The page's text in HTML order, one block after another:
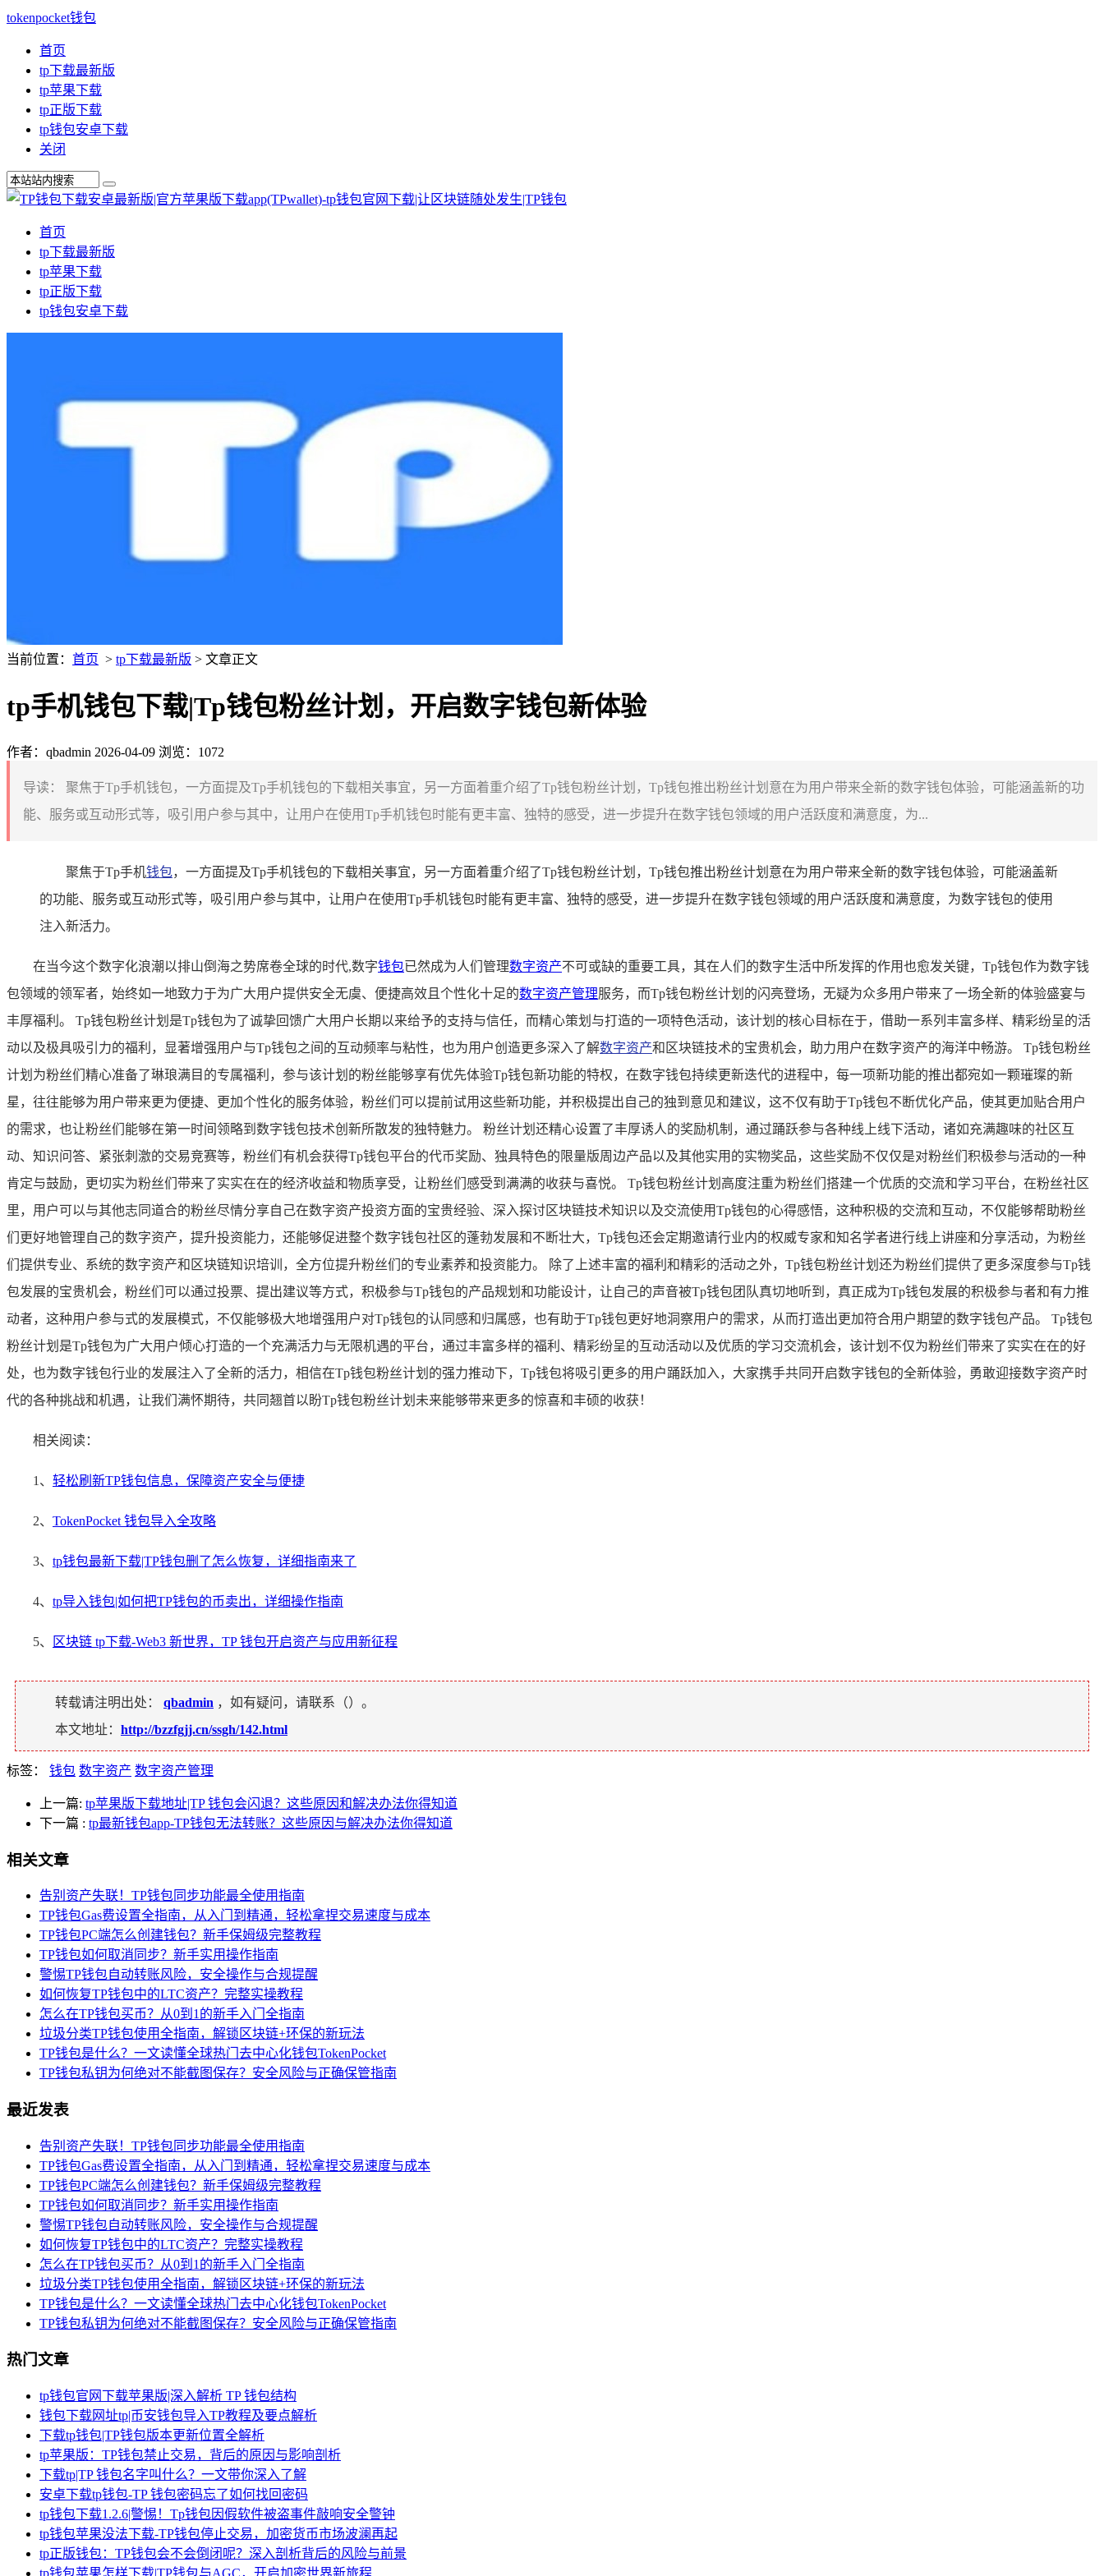
tokenpocket钱包
首页
tp下载最新版
tp苹果下载
tp正版下载
tp钱包安卓下载
关闭
首页
tp下载最新版
tp苹果下载
tp正版下载
tp钱包安卓下载
当前位置： 首页 > tp下载最新版 > 文章正文
tp手机钱包下载|Tp钱包粉丝计划，开启数字钱包新体验
作者：qbadmin 2026-04-09 浏览：1072
导读：
聚焦于Tp手机钱包，一方面提及Tp手机钱包的下载相关事宜，另一方面着重介绍了Tp钱包粉丝计划，Tp钱包推出粉丝计划意在为用户带来全新的数字钱包体验，可能涵盖新的功
能、服务或互动形式等，吸引用户参与其中，让用户在使用Tp手机钱包时能有更丰富、独特的感受，进一步提升在数字钱包领域的用户活跃度和满意度，为...
聚焦于Tp手机钱包，一方面提及Tp手机钱包的下载相关事宜，另一方面着重介绍了Tp钱包粉丝计划，Tp钱包推出粉丝计划意在为用户带来全新的数字钱包体验，可能涵盖新
的功能、服务或互动形式等，吸引用户参与其中，让用户在使用Tp手机钱包时能有更丰富、独特的感受，进一步提升在数字钱包领域的用户活跃度和满意度，为数字钱包的使用
注入新活力。
在当今这个数字化浪潮以排山倒海之势席卷全球的时代,数字钱包已然成为人们管理数字资产不可或缺的重要工具，其在人们的数字生活中所发挥的作用也愈发关键，Tp钱包作为数字钱
包领域的领军者，始终如一地致力于为广大用户提供安全无虞、便捷高效且个性化十足的数字资产管理服务，而Tp钱包粉丝计划的闪亮登场，无疑为众多用户带来了一场全新的体验盛宴与
丰厚福利。 Tp钱包粉丝计划是Tp钱包为了诚挚回馈广大用户长期以来给予的支持与信任，而精心策划与打造的一项特色活动，该计划的核心目标在于，借助一系列丰富多样、精彩纷呈的活
动以及极具吸引力的福利，显著增强用户与Tp钱包之间的互动频率与粘性，也为用户创造更多深入了解数字资产和区块链技术的宝贵机会，助力用户在数字资产的海洋中畅游。 Tp钱包粉丝
计划为粉丝们精心准备了琳琅满目的专属福利，参与该计划的粉丝能够享有优先体验Tp钱包新功能的特权，在数字钱包持续更新迭代的进程中，每一项新功能的推出都宛如一颗璀璨的新
星，往往能够为用户带来更为便捷、更加个性化的服务体验，粉丝们可以提前试用这些新功能，并积极提出自己的独到意见和建议，这不仅有助于Tp钱包不断优化产品，使其更加贴合用户
的需求，也让粉丝们能够在第一时间领略到数字钱包技术创新所散发的独特魅力。 粉丝计划还精心设置了丰厚诱人的奖励机制，通过踊跃参与各种线上线下活动，诸如充满趣味的社区互
动、知识问答、紧张刺激的交易竞赛等，粉丝们有机会获得Tp钱包平台的代币奖励、独具特色的限量版周边产品以及其他实用的实物奖品，这些奖励不仅仅是对粉丝们积极参与活动的一种
肯定与鼓励，更切实为粉丝们带来了实实在在的经济收益和物质享受，让粉丝们感受到满满的收获与喜悦。 Tp钱包粉丝计划高度注重为粉丝们搭建一个优质的交流和学习平台，在粉丝社区
里，用户可以与其他志同道合的粉丝尽情分享自己在数字资产投资方面的宝贵经验、深入探讨区块链技术知识以及交流使用Tp钱包的心得感悟，这种积极的交流和互动，不仅能够帮助粉丝
们更好地管理自己的数字资产，提升投资能力，还能够促进整个数字钱包社区的蓬勃发展和不断壮大，Tp钱包还会定期邀请行业内的权威专家和知名学者进行线上讲座和分享活动，为粉丝
们提供专业、系统的数字资产和区块链知识培训，全方位提升粉丝们的专业素养和投资能力。 除了上述丰富的福利和精彩的活动之外，Tp钱包粉丝计划还为粉丝们提供了更多深度参与Tp钱
包发展的宝贵机会，粉丝们可以通过投票、提出建议等方式，积极参与Tp钱包的产品规划和功能设计，让自己的声音被Tp钱包团队真切地听到，真正成为Tp钱包发展的积极参与者和有力推
动者，这种用户参与式的发展模式，不仅能够极大地增强用户对Tp钱包的认同感和归属感，也有助于Tp钱包更好地洞察用户的需求，从而打造出更加符合用户期望的数字钱包产品。 Tp钱包
粉丝计划是Tp钱包为广大用户倾心打造的一个充满活力与无限机遇的平台，通过丰富多样的福利、精彩纷呈的互动活动以及优质的学习交流机会，该计划不仅为粉丝们带来了实实在在的好
处，也为数字钱包行业的发展注入了全新的活力，相信在Tp钱包粉丝计划的强力推动下，Tp钱包将吸引更多的用户踊跃加入，大家携手共同开启数字钱包的全新体验，勇敢迎接数字资产时
代的各种挑战和机遇，让我们满怀期待，共同翘首以盼Tp钱包粉丝计划未来能够带来更多的惊喜和丰硕的收获！
相关阅读：
1、 轻松刷新TP钱包信息，保障资产安全与便捷
2、 TokenPocket 钱包导入全攻略
3、 tp钱包最新下载|TP钱包删了怎么恢复，详细指南来了
4、 tp导入钱包|如何把TP钱包的币卖出，详细操作指南
5、 区块链 tp下载-Web3 新世界，TP 钱包开启资产与应用新征程
转载请注明出处： qbadmin ，如有疑问，请联系（）。
本文地址： http://bzzfgjj.cn/ssgh/142.html
标签： 钱包 数字资产 数字资产管理
上一篇: tp苹果版下载地址|TP 钱包会闪退？这些原因和解决办法你得知道
下一篇 : tp最新钱包app-TP钱包无法转账？这些原因与解决办法你得知道
相关文章
告别资产失联！TP钱包同步功能最全使用指南
TP钱包Gas费设置全指南，从入门到精通，轻松拿捏交易速度与成本
TP钱包PC端怎么创建钱包？新手保姆级完整教程
TP钱包如何取消同步？新手实用操作指南
警惕TP钱包自动转账风险，安全操作与合规提醒
如何恢复TP钱包中的LTC资产？完整实操教程
怎么在TP钱包买币？从0到1的新手入门全指南
垃圾分类TP钱包使用全指南，解锁区块链+环保的新玩法
TP钱包是什么？一文读懂全球热门去中心化钱包TokenPocket
TP钱包私钥为何绝对不能截图保存？安全风险与正确保管指南
最近发表
告别资产失联！TP钱包同步功能最全使用指南
TP钱包Gas费设置全指南，从入门到精通，轻松拿捏交易速度与成本
TP钱包PC端怎么创建钱包？新手保姆级完整教程
TP钱包如何取消同步？新手实用操作指南
警惕TP钱包自动转账风险，安全操作与合规提醒
如何恢复TP钱包中的LTC资产？完整实操教程
怎么在TP钱包买币？从0到1的新手入门全指南
垃圾分类TP钱包使用全指南，解锁区块链+环保的新玩法
TP钱包是什么？一文读懂全球热门去中心化钱包TokenPocket
TP钱包私钥为何绝对不能截图保存？安全风险与正确保管指南
热门文章
tp钱包官网下载苹果版|深入解析 TP 钱包结构
钱包下载网址tp|币安钱包导入TP教程及要点解析
下载tp钱包|TP钱包版本更新位置全解析
tp苹果版：TP钱包禁止交易，背后的原因与影响剖析
下载tp|TP 钱包名字叫什么？一文带你深入了解
安卓下载tp钱包-TP 钱包密码忘了如何找回密码
tp钱包下载1.2.6|警惕！Tp钱包因假软件被盗事件敲响安全警钟
tp钱包苹果没法下载-TP钱包停止交易，加密货币市场波澜再起
tp正版钱包：TP钱包会不会倒闭呢？深入剖析背后的风险与前景